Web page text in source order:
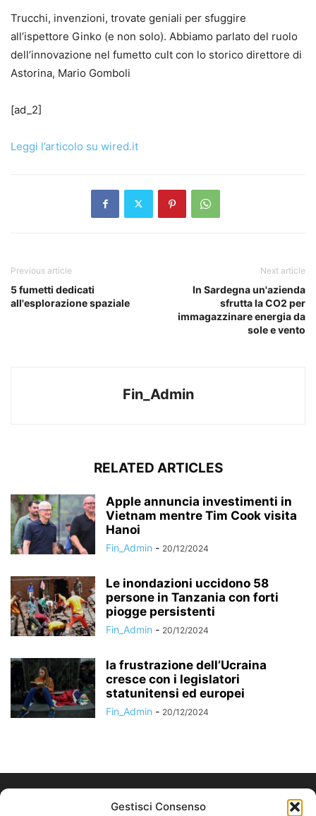
Gestisci Consenso
Trucchi, invenzioni, trovate geniali per sfuggire
all’ispettore Ginko (e non solo). Abbiamo parlato del ruolo
dell’innovazione nel fumetto cult con lo storico direttore di
Astorina, Mario Gomboli
[ad_2]
Leggi l’articolo su wired.it
Previous article
5 fumetti dedicati
all'esplorazione spaziale
Next article
In Sardegna un'azienda
sfrutta la CO2 per
immagazzinare energia da
sole e vento
Fin_Admin
RELATED ARTICLES
Apple annuncia investimenti in
Vietnam mentre Tim Cook visita
Hanoi
Fin_Admin - 20/12/2024
Le inondazioni uccidono 58
persone in Tanzania con forti
piogge persistenti
Fin_Admin - 20/12/2024
la frustrazione dell’Ucraina
cresce con i legislatori
statunitensi ed europei
Fin_Admin - 20/12/2024